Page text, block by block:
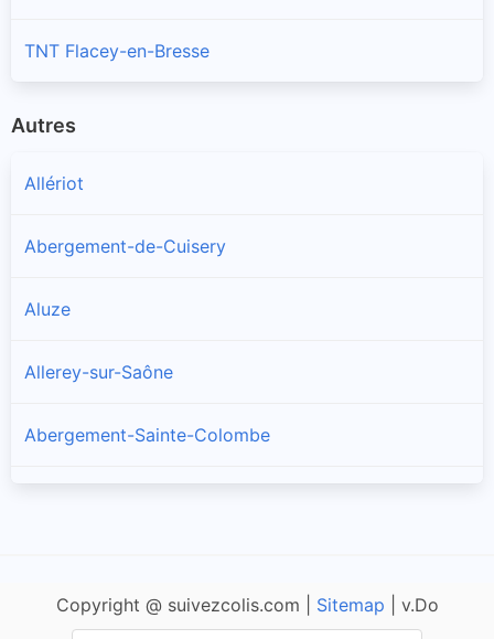
TNT Flacey-en-Bresse
Autres
Allériot
Abergement-de-Cuisery
Aluze
Allerey-sur-Saône
Abergement-Sainte-Colombe
Anglure-sous-Dun
Copyright @ suivezcolis.com | Sitemap | v.Do